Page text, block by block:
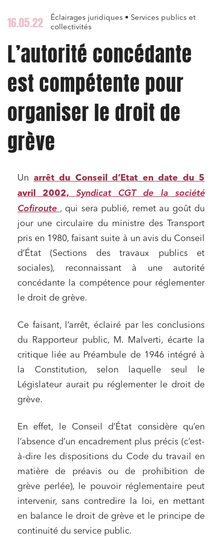
16.05.22
Éclairages juridiques • Services publics et
collectivités
L’autorité concédante
est compétente pour
organiser le droit de
grève
Un arrêt du Conseil d’Etat en date du 5
avril 2002, Syndicat CGT de la société
Cofiroute , qui sera publié, remet au goût du
jour une circulaire du ministre des Transport
pris en 1980, faisant suite à un avis du Conseil
d’État (Sections des travaux publics et
sociales), reconnaissant à une autorité
concédante la compétence pour réglementer
le droit de grève.
Ce faisant, l’arrêt, éclairé par les conclusions
du Rapporteur public, M. Malverti, écarte la
critique liée au Préambule de 1946 intégré à
la Constitution, selon laquelle seul le
Législateur aurait pu réglementer le droit de
grève.
En effet, le Conseil d’État considère qu’en
l’absence d’un encadrement plus précis (c’est-
à-dire les dispositions du Code du travail en
matière de préavis ou de prohibition de
grève perlée), le pouvoir réglementaire peut
intervenir, sans contredire la loi, en mettant
en balance le droit de grève et le principe de
continuité du service public.